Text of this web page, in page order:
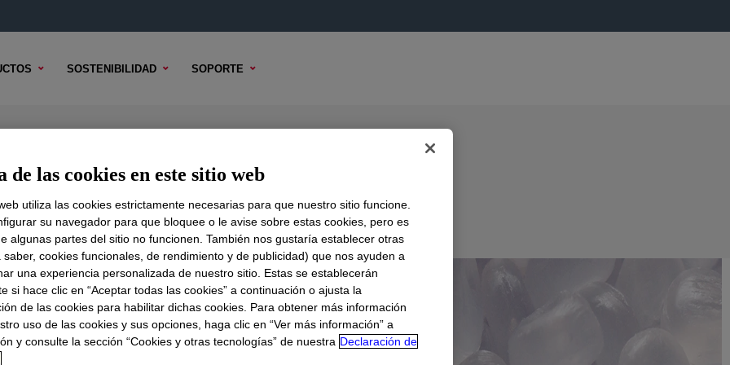
SOSTENIBILIDAD SOPORTE
Resin
TÉCNICO OPCIONES DE MUESTRA OPCIONES DE COMPRA
de las cookies en este sitio web
utiliza las cookies estrictamente necesarias para que nuestro sitio funcione.
su navegador para que bloquee o le avise sobre estas cookies, pero es
algunas partes del sitio no funcionen. También nos gustaría establecer otras
saber, cookies funcionales, de rendimiento y de publicidad) que nos ayuden a
una experiencia personalizada de nuestro sitio. Estas se establecerán
si hace clic en “Aceptar todas las cookies” a continuación o ajusta la
de las cookies para habilitar dichas cookies. Para obtener más información
uso de las cookies y sus opciones, haga clic en “Ver más información” a
y consulte la sección “Cookies y otras tecnologías” de nuestra Declaración de